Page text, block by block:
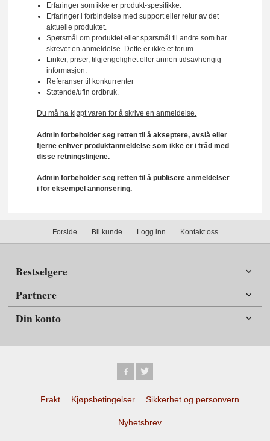
Erfaringer som ikke er produkt-spesifikke.
Erfaringer i forbindelse med support eller retur av det
aktuelle produktet.
Spørsmål om produktet eller spørsmål til andre som har
skrevet en anmeldelse. Dette er ikke et forum.
Linker, priser, tilgjengelighet eller annen tidsavhengig
informasjon.
Referanser til konkurrenter
Støtende/ufin ordbruk.
Du må ha kjøpt varen for å skrive en anmeldelse.
Admin forbeholder seg retten til å akseptere, avslå eller
fjerne enhver produktanmeldelse som ikke er i tråd med
disse retningslinjene.
Admin forbeholder seg retten til å publisere anmeldelser
i for eksempel annonsering.
Forside Bli kunde Logg inn Kontakt oss
Bestselgere
Partnere
Din konto
Frakt Kjøpsbetingelser Sikkerhet og personvern
Nyhetsbrev